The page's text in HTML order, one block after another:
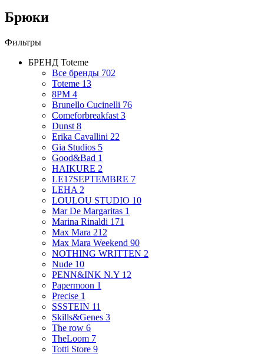
Брюки
Фильтры
БРЕНД Toteme
Все бренды 702
Toteme 13
8PM 4
Brunello Cucinelli 76
Comeforbreakfast 3
Dunst 8
Erika Cavallini 22
Gia Studios 5
Good&Bad 1
HAIKURE 2
LE17SEPTEMBRE 7
LEHA 2
LOULOU STUDIO 10
Mar De Margaritas 1
Marina Rinaldi 171
Max Mara 212
Max Mara Weekend 90
NOTHING WRITTEN 2
Nude 10
PENN&INK N.Y 12
Papermoon 1
Precise 1
SSSTEIN 11
Skills&Genes 3
The row 6
TheLoom 7
Totti Store 9